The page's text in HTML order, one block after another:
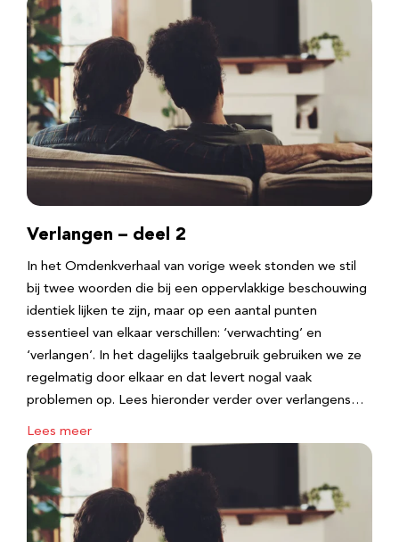
Verlangen – deel 2
In het Omdenkverhaal van vorige week stonden we stil
bij twee woorden die bij een oppervlakkige beschouwing
identiek lijken te zijn, maar op een aantal punten
essentieel van elkaar verschillen: ‘verwachting’ en
‘verlangen’. In het dagelijks taalgebruik gebruiken we ze
regelmatig door elkaar en dat levert nogal vaak
problemen op. Lees hieronder verder over verlangens…
Lees meer